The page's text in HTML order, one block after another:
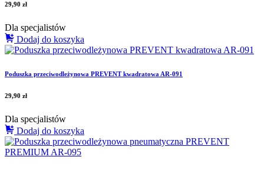
29,90 zł
Dla specjalistów
Dodaj do koszyka
Poduszka przeciwodleżynowa PREVENT kwadratowa AR-091
29,90 zł
Dla specjalistów
Dodaj do koszyka